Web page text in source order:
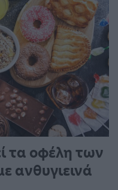
τα οφέλη των
ανθυγιεινά